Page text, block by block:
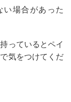
い場合があった
っているとペイ
気をつけてくだ